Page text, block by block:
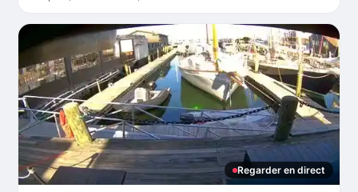
Regarder en direct